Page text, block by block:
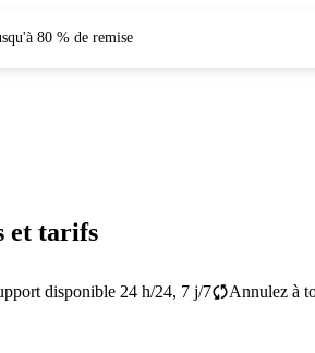
80 % de remise
et tarifs
disponible 24 h/24, 7 j/7 Annulez à